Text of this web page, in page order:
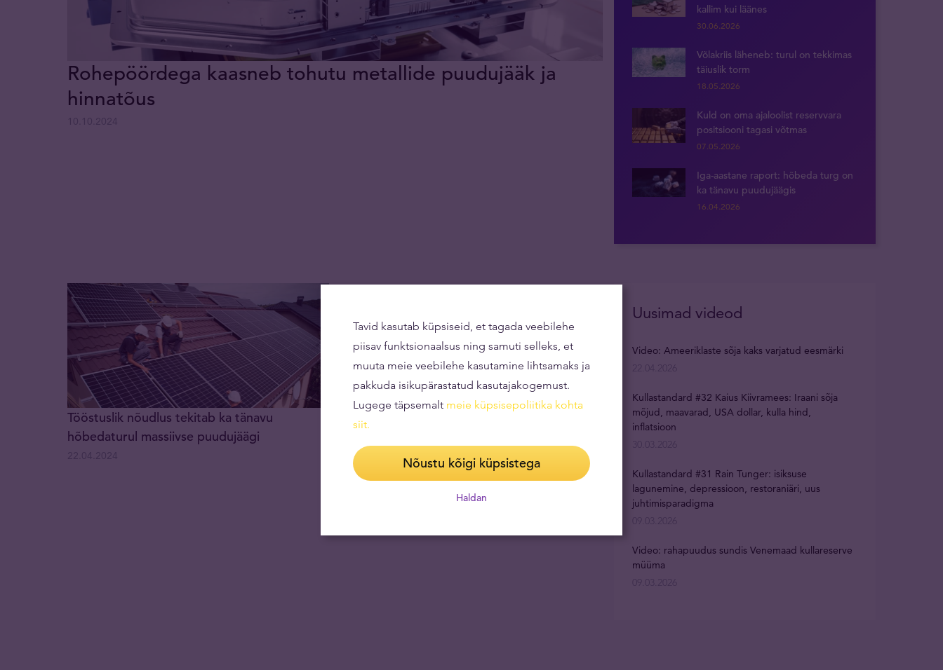
Rohepöördega kaasneb tohutu metallide puudujääk ja
hinnatõus
kallim kui läänes
30.06.2026
Võlakriis läheneb: turul on tekkimas
täiuslik torm
18.05.2026
Kuld on oma ajaloolist reservvara
positsiooni tagasi võtmas
07.05.2026
Iga-aastane raport: hõbeda turg on
ka tänavu puudujäägis
16.04.2026
Tööstuslik nõudlus tekitab ka tänavu
hõbedaturul massiivse puudujäägi
Uusimad videod
Video: Ameeriklaste sõja kaks varjatud eesmärki
22.04.2026
Kullastandard #32 Kaius Kiivramees: Iraani sõja
mõjud, maavarad, USA dollar, kulla hind,
inflatsioon
30.03.2026
Kullastandard #31 Rain Tunger: isiksuse
lagunemine, depressioon, restoraniäri, uus
juhtimisparadigma
09.03.2026
Video: rahapuudus sundis Venemaad kullareserve
müüma
09.03.2026
Tavid kasutab küpsiseid, et tagada veebilehe
piisav funktsionaalsus ning samuti selleks, et
muuta meie veebilehe kasutamine lihtsamaks ja
pakkuda isikupärastatud kasutajakogemust.
Lugege täpsemalt meie küpsisepoliitika kohta
siit.
Nõustu kõigi küpsistega
Haldan